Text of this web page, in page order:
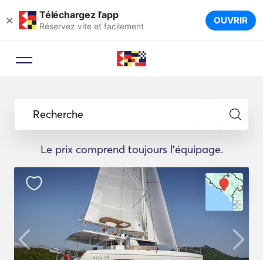
× Téléchargez l’app
Réservez vite et facilement OUVRIR
Recherche
Le prix comprend toujours l'équipage.